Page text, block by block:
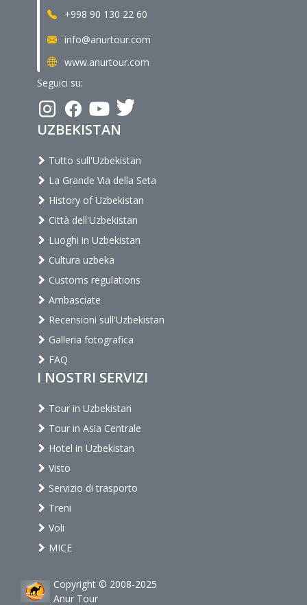
+998 90 130 22 60
info@anurtour.com
www.anurtour.com
Seguici su:
UZBEKISTAN
Tutto sull'Uzbekistan
La Grande Via della Seta
History of Uzbekistan
Città dell'Uzbekistan
Luoghi in Uzbekistan
Cultura uzbeka
Customs regulations
Ambasciate
Recensioni sull'Uzbekistan
Galleria fotografica
FAQ
I NOSTRI SERVIZI
Tour in Uzbekistan
Tour in Asia Centrale
Hotel in Uzbekistan
Visto
Servizio di trasporto
Treni
Voli
MICE
Copyright © 2008-2025
Anur Tour